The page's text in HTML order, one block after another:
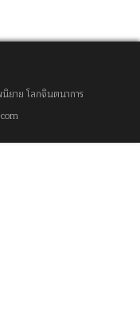
ยาย โลกจินตนาการ